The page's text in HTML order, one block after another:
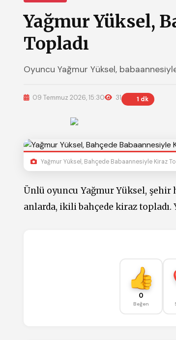
Yağmur Yüksel,
Topladı
Oyuncu Yağmur Yüksel,
09 Temmuz 2026, 15:30 31 1 dk
Yağmur Yüksel, Bahçede Babaannesiyle Kiraz
Ünlü oyuncu Yağmur Yüksel,
anlarda, ikili bahçede kiraz topladı.
0
Beğen